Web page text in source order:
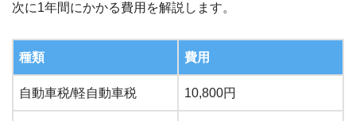
次に1年間にかかる費用を解説します。
種類 費用
自動車税/軽自動車税 10,800円